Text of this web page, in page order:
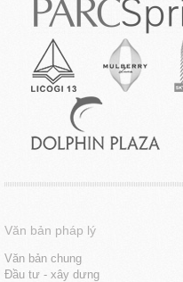
Văn bản pháp lý
Văn bản chung
Đầu tư - xây dưng